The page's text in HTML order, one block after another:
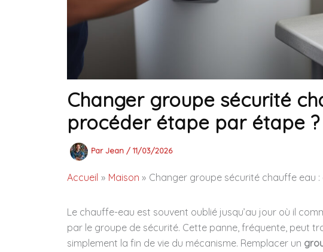
Changer groupe sécurité
procéder étape par étape ?
ParJean / 11/03/2026
Accueil Maison Changer groupe sécurité chauffe eau
Le chauffe-eau est souvent oublié jusqu’au jour où il
par le groupe de sécurité. Cette panne, fréquente, peut
simplement la fin de vie du mécanisme. Remplacer un